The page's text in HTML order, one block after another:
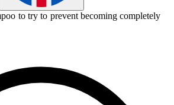
to try to prevent becoming completely